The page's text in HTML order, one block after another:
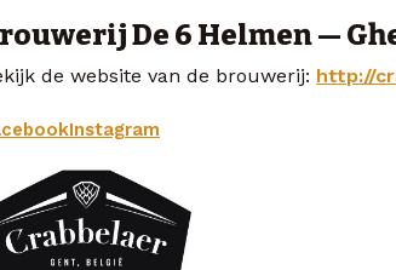
De 6 Helmen —
de website van de brouwerij: http://
Instagram